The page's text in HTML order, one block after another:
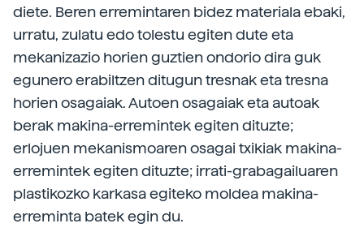
diete. Beren erremintaren bidez materiala ebaki,
urratu, zulatu edo tolestu egiten dute eta
mekanizazio horien guztien ondorio dira guk
egunero erabiltzen ditugun tresnak eta tresna
horien osagaiak. Autoen osagaiak eta autoak
berak makina-erremintek egiten dituzte;
erlojuen mekanismoaren osagai txikiak makina-
erremintek egiten dituzte; irrati-grabagailuaren
plastikozko karkasa egiteko moldea makina-
erreminta batek egin du.